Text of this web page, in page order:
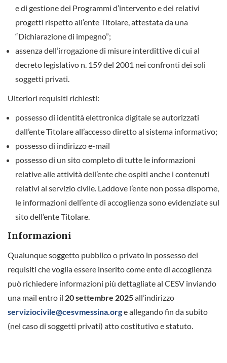
e di gestione dei Programmi d’intervento e dei relativi
progetti rispetto all’ente Titolare, attestata da una
“Dichiarazione di impegno”;
assenza dell’irrogazione di misure interdittive di cui al
decreto legislativo n. 159 del 2001 nei confronti dei soli
soggetti privati.
Ulteriori requisiti richiesti:
possesso di identità elettronica digitale se autorizzati
dall’ente Titolare all’accesso diretto al sistema informativo;
possesso di indirizzo e-mail
possesso di un sito completo di tutte le informazioni
relative alle attività dell’ente che ospiti anche i contenuti
relativi al servizio civile. Laddove l’ente non possa disporne,
le informazioni dell’ente di accoglienza sono evidenziate sul
sito dell’ente Titolare.
Informazioni
Qualunque soggetto pubblico o privato in possesso dei
requisiti che voglia essere inserito come ente di accoglienza
può richiedere informazioni più dettagliate al CESV inviando
una mail entro il 20 settembre 2025all’indirizzo
serviziocivile@cesvmessina.orge allegando fin da subito
(nel caso di soggetti privati) atto costitutivo e statuto.